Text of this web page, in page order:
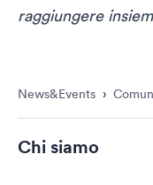
raggiungere
News&Events ›
Chi siamo